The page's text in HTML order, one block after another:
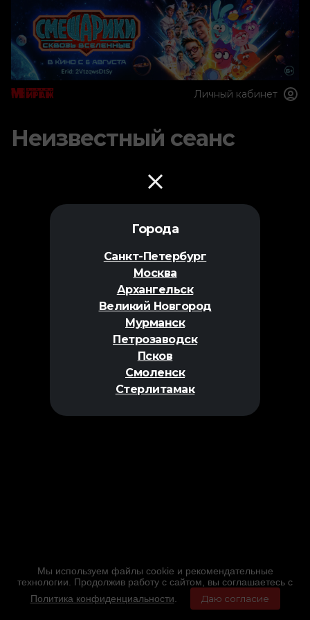
Города
Санкт-Петербург
Москва
Архангельск
Великий Новгород
Мурманск
Петрозаводск
Псков
Смоленск
Стерлитамак
Личный кабинет
Неизвестный сеанс
Мы используем файлы cookie и рекомендательные
технологии. Продолжив работу с сайтом, вы соглашаетесь с
Политика конфиденциальности
Даю согласие